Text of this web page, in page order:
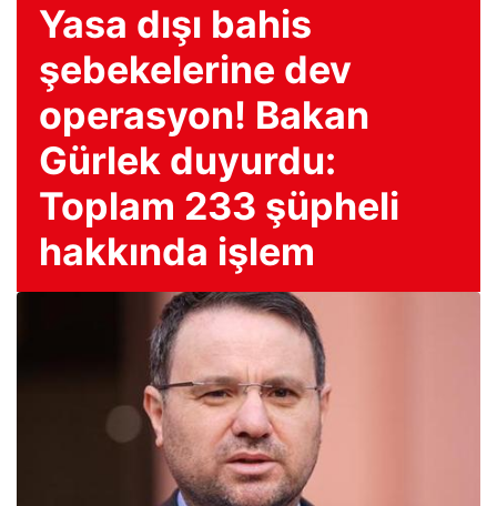
Yasa dışı bahis
şebekelerine dev
operasyon! Bakan
Gürlek duyurdu:
Toplam 233 şüpheli
hakkında işlem